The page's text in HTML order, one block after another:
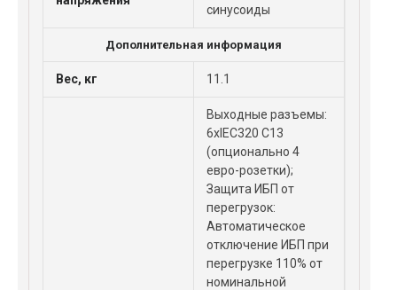
синусоиды
Дополнительная информация
Вес, кг 11.1
Выходные разъемы:
6xIEC320 C13
(опционально 4
евро-розетки);
Защита ИБП от
перегрузок:
Автоматическое
отключение ИБП при
перегрузке 110% от
номинальной